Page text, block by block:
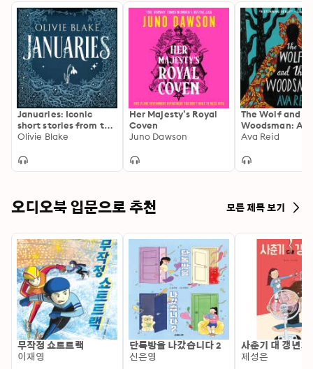
Januaries: Iconic
short stories from the
bestselling author of
Olivie Blake
Her Majesty’s Royal
Coven
Juno Dawson
The Wolf and
Woodsman: A
Ava Reid
오디오북 입문으로 추천 모든 제목 보기
무작정 쇼트트랙
이재영
단톡방을 나갔습니다 2
신은영
사춘기 대 갱년기
제성은